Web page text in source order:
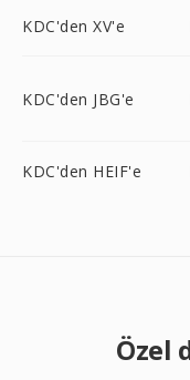
KDC'den XV'e
KDC'den JBG'e
KDC'den HEIF'e
Özel